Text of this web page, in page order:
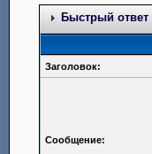
Быстрый ответ
Заголовок:
Сообщение: